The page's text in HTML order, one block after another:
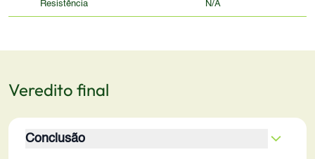
Resistência N/A
Veredito final
Conclusão